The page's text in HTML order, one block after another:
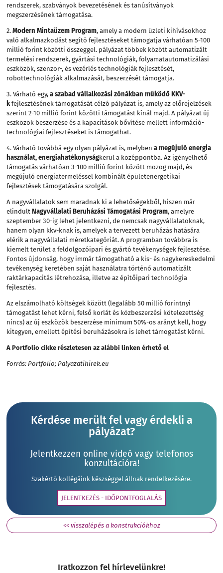
rendszerek, szabványok bevezetésének és tanúsítványok
megszerzésének támogatása.
2.Modern Mintaüzem Program, amely a modern üzleti kihívásokhoz
való alkalmazkodást segítő fejlesztéseket támogatja várhatóan 5-100
millió forint közötti összeggel. pályázat többek között automatizált
termelési rendszerek, gyártási technológiák, folyamatautomatizálási
eszközök, szenzor-, és vezérlés technológiák fejlesztését,
robottechnológiák alkalmazását, beszerzését támogatja.
3. Várható egy,a szabad vállalkozási zónákban működő KKV-
k fejlesztésének támogatását célzó pályázat is, amely az előrejelzések
szerint 2-10 millió forint közötti támogatást kínál majd. A pályázat új
eszközök beszerzése és a kapacitások bővítése mellett információ-
technológiai fejlesztéseket is támogathat.
4. Várható továbbá egy olyan pályázat is, melybena megújuló energia
használat, energiahatékonyságkerül a középpontba. Az igényelhető
támogatás várhatóan 3-100 millió forint között mozog majd, és
megújuló energiatermeléssel kombinált épületenergetikai
fejlesztések támogatására szolgál.
A nagyvállalatok sem maradnak ki a lehetőségekből, hiszen már
elindult Nagyvállalati Beruházási Támogatási Program, amelyre
szeptember 30-ig lehet jelentkezni, de nemcsak nagyvállalatoknak,
hanem olyan kkv-knak is, amelyek a tervezett beruházás hatására
elérik a nagyvállalati méretkategóriát. A programban továbbra is
kiemelt terület a feldolgozóipari és gyártó tevékenységek fejlesztése.
Fontos újdonság, hogy immár támogatható a kis- és nagykereskedelmi
tevékenység keretében saját használatra történő automatizált
raktárkapacitás létrehozása, illetve az építőipari technológia
fejlesztés.
Az elszámolható költségek között (legalább 50 millió forintnyi
támogatást lehet kérni, felső korlát és közbeszerzési kötelezettség
nincs) az új eszközök beszerzése minimum 50%-os arányt kell, hogy
kitegyen, emellett építési beruházásokra is lehet támogatást kérni.
A Portfolio cikke részletesen az alábbi linken érhető el
Forrás: Portfolio; Palyazatihirek.eu
Kérdése merült fel vagy érdekli a
pályázat?
Jelentkezzen online videó vagy telefonos
konzultációra!
Szakértő kollégáink készséggel állnak rendelkezésére.
JELENTKEZÉS - IDŐPONTFOGLALÁS
<< visszalépés a konstrukciókhoz
Iratkozzon fel hírlevelünkre!